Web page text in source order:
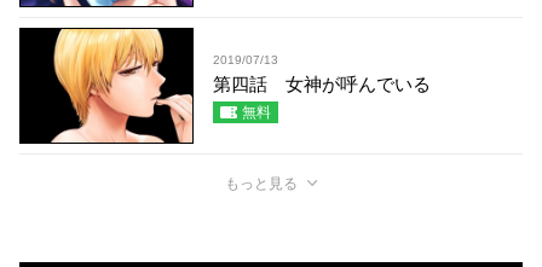
2019/07/13
第四話 女神が呼んでいる
無料
もっと見る